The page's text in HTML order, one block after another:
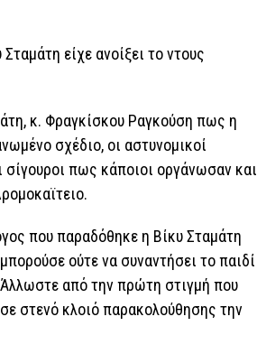
είχε ανοίξει το ντους
κ. Φραγκίσκου Ραγκούση πως η
σχέδιο, οι αστυνομικοί
σίγουροι πως κάποιοι οργάνωσαν και
που παραδόθηκε η Βίκυ Σταμάτη
ούτε να συναντήσει το παιδί
Άλλωστε από την πρώτη στιγμή που
στενό κλοιό παρακολούθησης την